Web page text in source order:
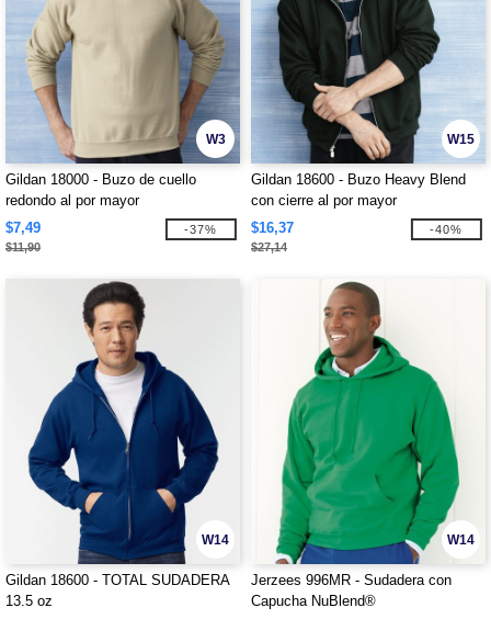
W3
Gildan 18000 - Buzo de cuello
redondo al por mayor
$7,49
$11,90
-37%
W15
Gildan 18600 - Buzo Heavy Blend
con cierre al por mayor
$16,37
$27,14
-40%
W14
Gildan 18600 - TOTAL SUDADERA
13.5 oz
W14
Jerzees 996MR - Sudadera con
Capucha NuBlend®